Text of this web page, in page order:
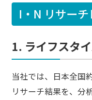
I・N リサー
1. ライフスタ
当社では、日本全国
リサーチ結果を、分